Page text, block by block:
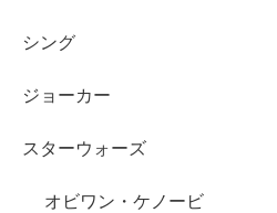
シング
ジョーカー
スターウォーズ
オビワン・ケノービ